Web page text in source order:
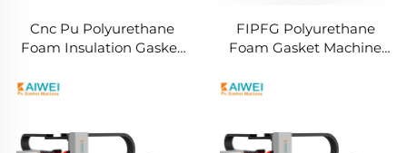
Cnc Pu Polyurethane
Foam Insulation Gasket
Machine ສຳລັບການປິດຫມູ້ນ
FIPFG Polyurethane
Foam Gasket Machine